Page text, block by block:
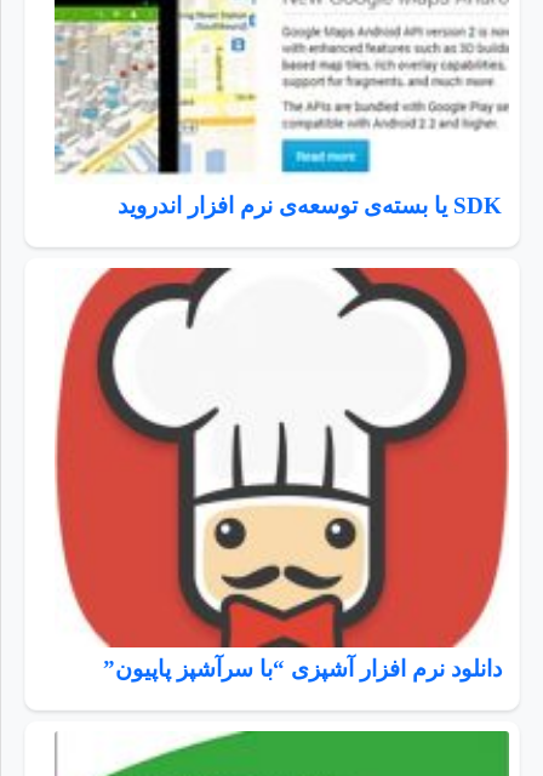
SDK یا بسته‌ی توسعه‌ی نرم افزار اندروید
دانلود نرم افزار آشپزی “با سرآشپز پاپیون”